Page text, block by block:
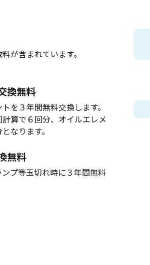
が含まれています。
換無料
を３年間無料交換します。
算で６回分、オイルエレメ
なります。
無料
プ等玉切れ時に３年間無料